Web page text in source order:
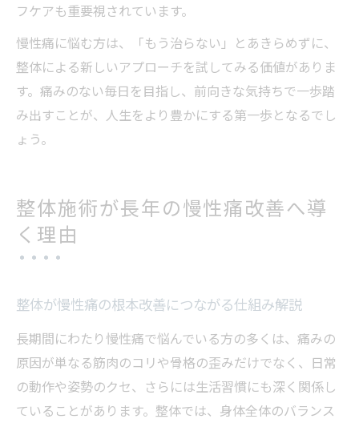
フケアも重要視されています。
慢性痛に悩む方は、「もう治らない」とあきらめずに、
整体による新しいアプローチを試してみる価値がありま
す。痛みのない毎日を目指し、前向きな気持ちで一歩踏
み出すことが、人生をより豊かにする第一歩となるでし
ょう。
整体施術が長年の慢性痛改善へ導
く理由
整体が慢性痛の根本改善につながる仕組み解説
長期間にわたり慢性痛で悩んでいる方の多くは、痛みの
原因が単なる筋肉のコリや骨格の歪みだけでなく、日常
の動作や姿勢のクセ、さらには生活習慣にも深く関係し
ていることがあります。整体では、身体全体のバランス